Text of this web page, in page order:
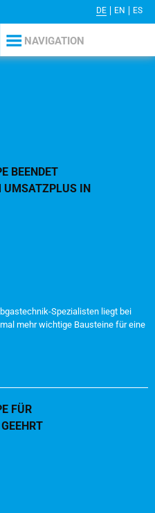
DE EN ES
DATENSCHUTZERKLÄRUNG
NAVIGATION
BEENDET
IN
Spezialisten liegt bei
mehr wichtige Bausteine für eine
FÜR